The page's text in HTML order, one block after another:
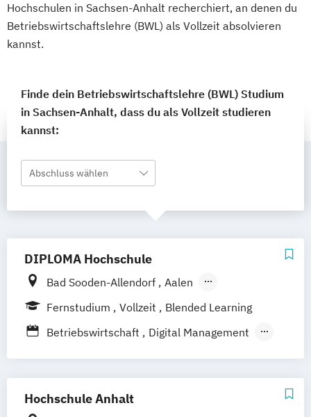
Hochschulen in Sachsen-Anhalt recherchiert, an denen du
Betriebswirtschaftslehre (BWL) als Vollzeit absolvieren
kannst.
Finde dein Betriebswirtschaftslehre (BWL) Studium
in Sachsen-Anhalt, dass du als Vollzeit studieren
kannst:
Abschluss wählen
DIPLOMA Hochschule
Bad Sooden-Allendorf
Aalen
Baden-Baden
Berlin
Bonn
Heilbronn
Kassel Leipzig
Mannheim
München Bochum Kaiserslautern
Wiesbaden Regenstauf Dresden
Hoyerswerda Magdeburg
Fernstudium Vollzeit
Blended Learning
Betriebswirtschaft
Digital Management
Medical Fitness & Athletic Management
Hochschule Anhalt